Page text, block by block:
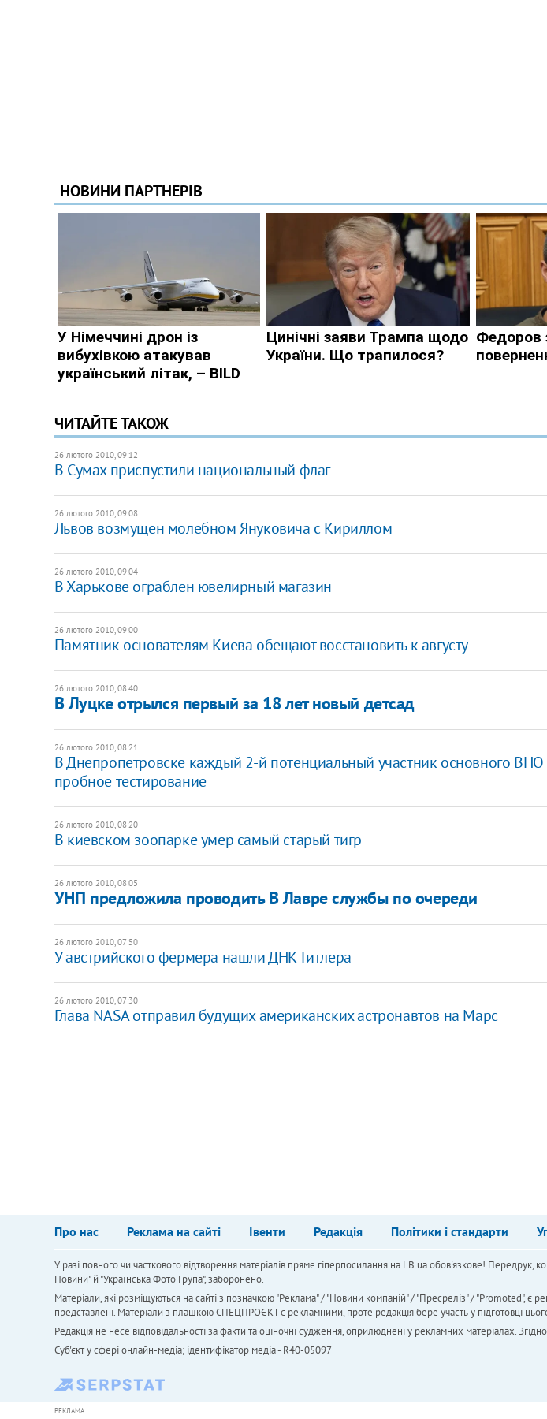
ЧИТАЙТЕ ТАКОЖ
26 лютого 2010, 09:12
В Сумах приспустили национальный флаг
26 лютого 2010, 09:08
Львов возмущен молебном Януковича с Кириллом
26 лютого 2010, 09:04
В Харькове ограблен ювелирный магазин
26 лютого 2010, 09:00
Памятник основателям Киева обещают восстановить к августу
26 лютого 2010, 08:40
В Луцке отрылся первый за 18 лет новый детсад
26 лютого 2010, 08:21
В Днепропетровске каждый 2-й потенциальный участник основного ВНО
пробное тестирование
26 лютого 2010, 08:20
В киевском зоопарке умер самый старый тигр
26 лютого 2010, 08:05
УНП предложила проводить В Лавре службы по очереди
26 лютого 2010, 07:50
У австрийского фермера нашли ДНК Гитлера
26 лютого 2010, 07:30
Глава NASA отправил будущих американских астронавтов на Марс
Про нас Реклама на сайті Івенти Редакція Політики і стандарти
У разі повного чи часткового відтворення матеріалів пряме гіперпосилання на LB.ua обов'язкове! Передрук,
Новини" й "Українська Фото Група", заборонено.
Матеріали, які розміщуються на сайті з позначкою "Реклама" / "Новини компаній" / "Пресреліз" / "Promoted", є
представлені. Матеріали з плашкою СПЕЦПРОЄКТ є рекламними, проте редакція бере участь у підготовці
Редакція не несе відповідальності за факти та оціночні судження, оприлюднені у рекламних матеріалах.
Cуб'єкт у сфері онлайн-медіа; ідентифікатор медіа - R40-05097
РЕКЛАМА